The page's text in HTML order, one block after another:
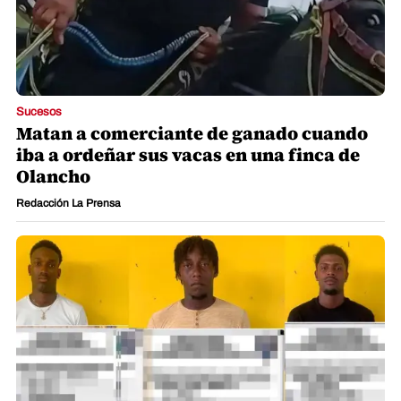
Sucesos
Matan a comerciante de ganado cuando
iba a ordeñar sus vacas en una finca de
Olancho
Redacción La Prensa